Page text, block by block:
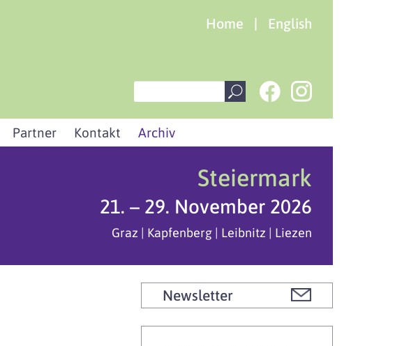
Home | English
Partner Kontakt Archiv
Steiermark
21. – 29. November 2026
Graz | Kapfenberg | Leibnitz | Liezen
Newsletter